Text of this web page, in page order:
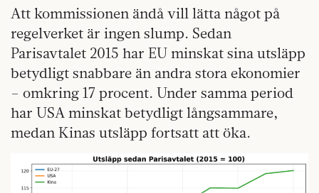
Att kommissionen ändå vill lätta något på
regelverket är ingen slump. Sedan
Parisavtalet 2015 har EU minskat sina utsläpp
betydligt snabbare än andra stora ekonomier
– omkring 17 procent. Under samma period
har USA minskat betydligt långsammare,
medan Kinas utsläpp fortsatt att öka.